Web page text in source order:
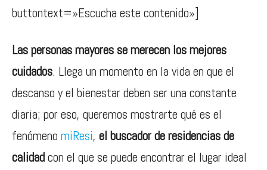
buttontext=»Escucha este contenido»]
Las personas mayores se merecen los mejores
cuidados. Llega un momento en la vida en que el
descanso y el bienestar deben ser una constante
diaria; por eso, queremos mostrarte qué es el
fenómeno miResi, el buscador de residencias de
calidadcon el que se puede encontrar el lugar ideal